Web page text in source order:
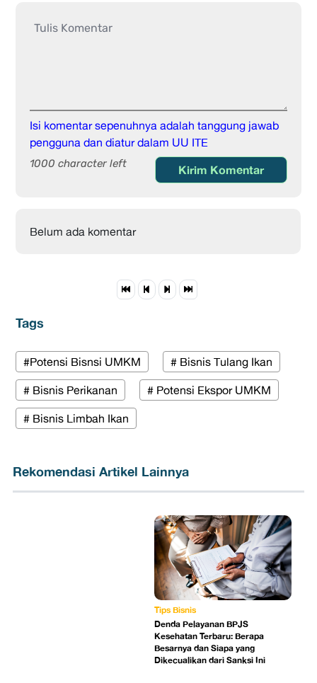
Isi komentar sepenuhnya adalah tanggung jawab
pengguna dan diatur dalam UU ITE
1000 character left Kirim Komentar
Belum ada komentar
Tags
#Potensi Bisnsi UMKM # Bisnis Tulang Ikan
# Bisnis Perikanan # Potensi Ekspor UMKM
# Bisnis Limbah Ikan
Rekomendasi Artikel Lainnya
Tips Bisnis
Denda Pelayanan BPJS
Kesehatan Terbaru: Berapa
Besarnya dan Siapa yang
Dikecualikan dari Sanksi Ini